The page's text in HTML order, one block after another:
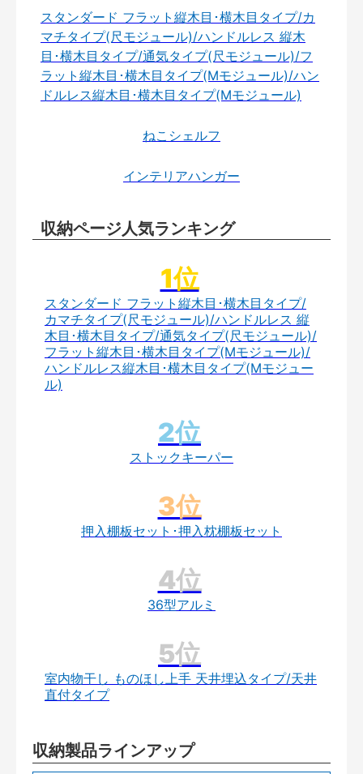
スタンダード フラット縦木目･横木目タイプ/カ
マチタイプ(尺モジュール)/ハンドルレス 縦木
目･横木目タイプ/通気タイプ(尺モジュール)/フ
ラット縦木目･横木目タイプ(Mモジュール)/ハン
ドルレス縦木目･横木目タイプ(Mモジュール)
ねこシェルフ
インテリアハンガー
収納ページ人気ランキング
スタンダード フラット縦木目･横木目タイプ/
カマチタイプ(尺モジュール)/ハンドルレス 縦
木目･横木目タイプ/通気タイプ(尺モジュール)/
フラット縦木目･横木目タイプ(Mモジュール)/
ハンドルレス縦木目･横木目タイプ(Mモジュー
ル)
ストックキーパー
押入棚板セット･押入枕棚板セット
36型アルミ
室内物干し ものほし上手 天井埋込タイプ/天井
直付タイプ
収納製品ラインアップ